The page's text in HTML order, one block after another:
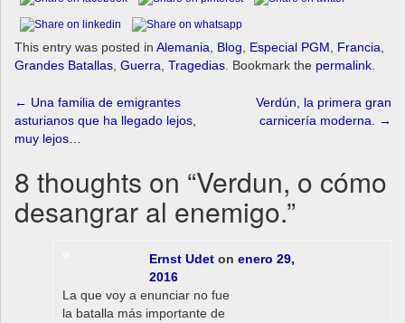
This entry was posted in Alemania Blog Especial PGM Francia
Grandes Batallas Guerra Tragedias . Bookmark the permalink
Post
navigation
← Una familia de emigrantes
asturianos que ha llegado lejos,
muy lejos…
Verdún, la primera gran
carnicería moderna.
→
8 thoughts on “Verdun, o cómo
desangrar al enemigo.”
Ernst Udeton enero 29,
2016
La que voy a enunciar no fue
la batalla más importante de